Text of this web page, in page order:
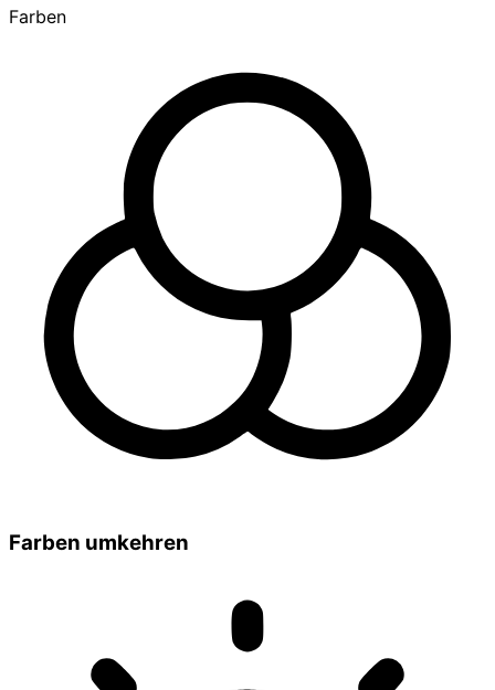
Farben
Farben umkehren